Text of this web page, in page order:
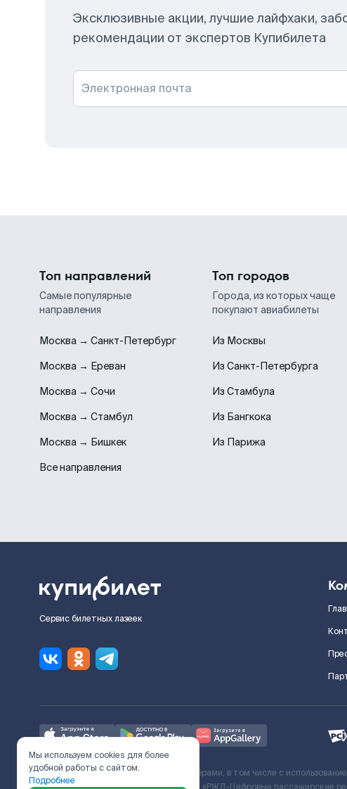
Эксклюзивные акции, лучшие лайфхаки,
рекомендации от экспертов Купибилета
Электронная почта
Топ направлений
Самые популярные
направления
Москва → Санкт-Петербург
Москва → Ереван
Москва → Сочи
Москва → Стамбул
Москва → Бишкек
Все направления
Топ городов
Города, из которых чаще
покупают авиабилеты
Из Москвы
Из Санкт-Петербурга
Из Стамбула
Из Бангкока
Из Парижа
Сервис билетных лазеек
Ж/Д билеты предоставляются партнёрами, в том числе с
Мы используем cookies для более
удобной работы с сайтом.
Подробнее